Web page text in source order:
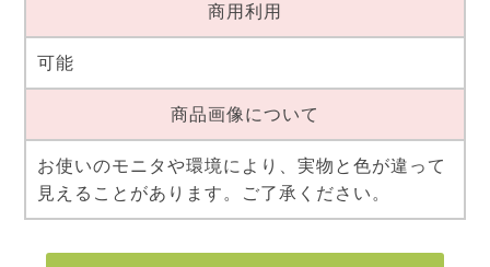
商用利用
可能
商品画像について
お使いのモニタや環境により、実物と色が違って
見えることがあります。ご了承ください。